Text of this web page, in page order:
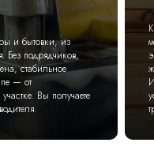
и бытовки, из
Без подрядчиков,
стабильное
— от
Вы получаете